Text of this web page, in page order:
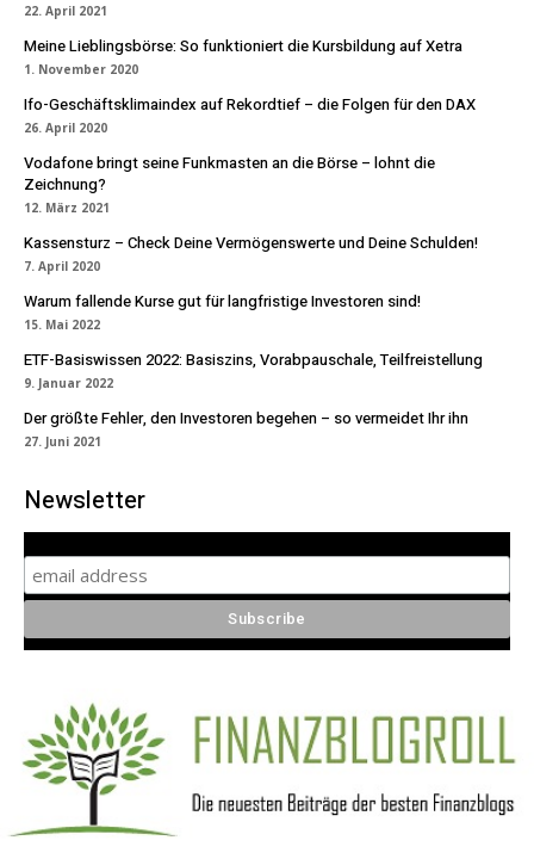
22. April 2021
Meine Lieblingsbörse: So funktioniert die Kursbildung auf Xetra
1. November 2020
Ifo-Geschäftsklimaindex auf Rekordtief – die Folgen für den DAX
26. April 2020
Vodafone bringt seine Funkmasten an die Börse – lohnt die
Zeichnung?
12. März 2021
Kassensturz – Check Deine Vermögenswerte und Deine Schulden!
7. April 2020
Warum fallende Kurse gut für langfristige Investoren sind!
15. Mai 2022
ETF-Basiswissen 2022: Basiszins, Vorabpauschale, Teilfreistellung
9. Januar 2022
Der größte Fehler, den Investoren begehen – so vermeidet Ihr ihn
27. Juni 2021
Newsletter